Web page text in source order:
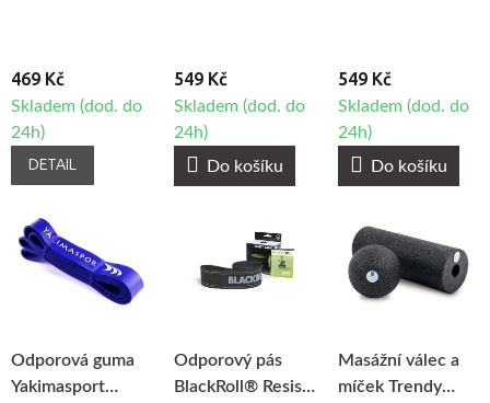
469 Kč
Skladem (dod. do
24h)
DETAIL
549 Kč
Skladem (dod. do
24h)
Do košíku
549 Kč
Skladem (dod. do
24h)
Do košíku
Odporová guma
Yakimasport
Odporový pás
BlackRoll® Resist
Masážní válec a
míček Trendy